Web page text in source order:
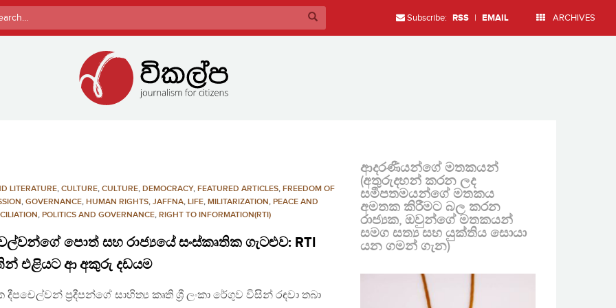
Subscribe: RSS | EMAIL ARCHIVES
LITERATURE, CULTURE, CULTURE, DEMOCRACY, FEATURED ARTICLES, FREEDOM OF
, GOVERNANCE, HUMAN RIGHTS, JAFFNA, LIFE, MILITARIZATION, PEACE AND
, POLITICS AND GOVERNANCE, RIGHT TO INFORMATION(RTI)
පොත් සහ රාජ්‍යයේ සංස්කෘතික ගැටළුව: RTI
එළියට ආ අකුරු දඩයම
ප්‍රදීපන්ගේ සාහිත්‍ය කෘති ශ්‍රී ලංකා රේගුව විසින් රඳවා තබා
ආදරණීයන්ගේ මතකයන්
(අතුරුදහන් කරන ලද
සමීපතමයන්ගේ මතකය
අමතක කිරීමට බල කරන
රාජ්‍යක, ඔවුන්ගේ මතකයන්
සමග සත්‍ය සහ යුක්තිය සොයා
යන ගමන් ගැන)